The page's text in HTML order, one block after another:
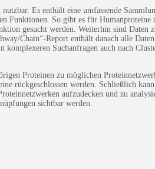
Es enthält eine umfassende
Funktionen. So gibt es für
gesucht werden. Weiterhin sind Daten
Chain“-Report enthält danach alle
Suchanfragen auch nach
Proteinen zu möglichen
rückgeschlossen werden. Schließlich
aufzudecken und zu
sichtbar werden.